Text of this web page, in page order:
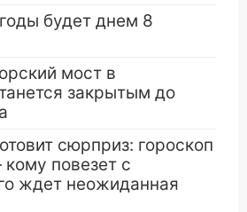
будет днем 8
мост в
закрытым до
сюрприз: гороскоп
повезет с
ждет неожиданная